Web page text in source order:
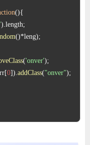
(
). length
('onver'
0]). addClass("onver"